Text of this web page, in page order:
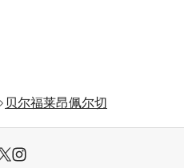
贝尔福莱昂佩尔切